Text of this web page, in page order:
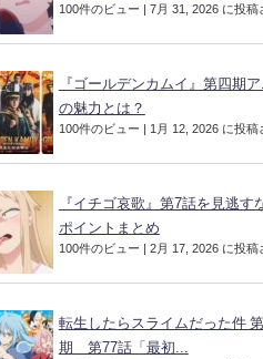
100件のビュー | 7月 31, 2026 に投稿
『ゴールデンカムイ』第四期ア
の魅力とは？
100件のビュー | 1月 12, 2026 に投稿
『イチゴ哀歌』第7話を見逃す
ポイントまとめ
100件のビュー | 2月 17, 2026 に投稿
転生したらスライムだった件
期 第77話「最初...